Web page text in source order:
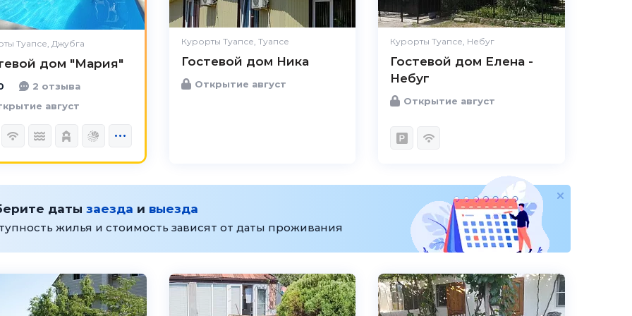
Туапсе, Джубга
дом "Мария"
Цена /
Великолепно
Персонал Великолепно
2 отзыва
август
Курорты Туапсе, Туапсе
Гостевой дом Ника
Открытие август
Курорты Туапсе, Небуг
Гостевой дом Елена -
Небуг
Открытие август
даты заезда и выезда
жилья и стоимость зависят от даты проживания
4.6 Отлично 5.0 Чистота Великолепно